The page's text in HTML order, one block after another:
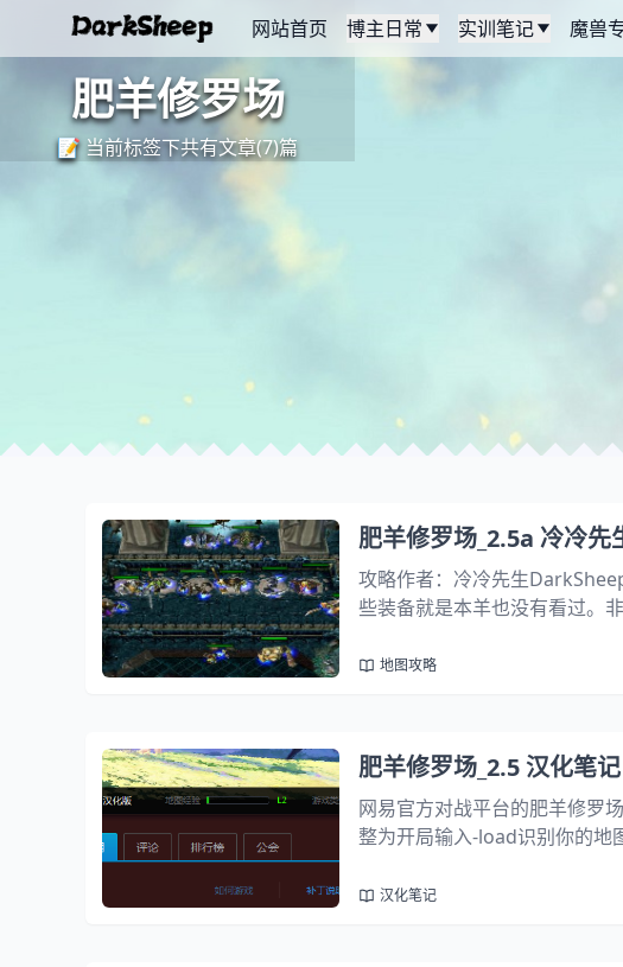
网站首页 博主日常 实训笔记 魔兽
肥羊修罗场
📝 当前标签下共有文章(7)篇
肥羊修罗场_2.5a 冷冷先
攻略作者：冷冷先生
些装备就是本羊也没有看过。
击元素球合成带LV等级的用能源
地图攻略
肥羊修罗场_2.5 汉化笔记
网易官方对战平台的肥羊修罗
整为开局输入-load识别你的地
ndglobals...
汉化笔记